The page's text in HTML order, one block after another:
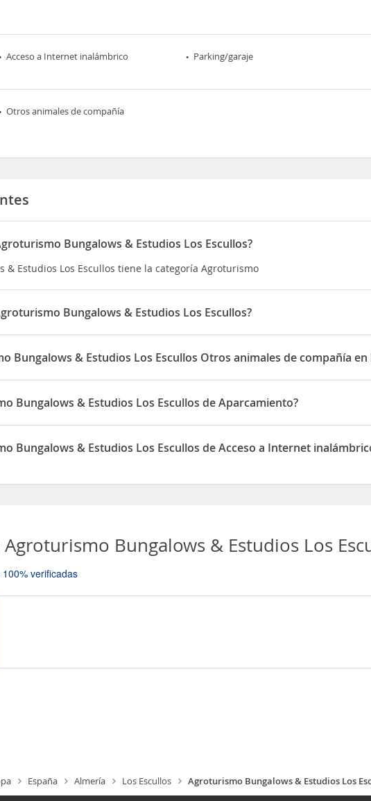
Acceso a Internet inalámbrico Parking/garaje
Otros animales de compañía
Bungalows & Estudios Los Escullos?
& Estudios Los Escullos tiene la categoría Agroturismo
Bungalows & Estudios Los Escullos?
& Estudios Los Escullos está situado en finca la nuria
Bungalows & Estudios Los Escullos Otros animales de compañía en
& Estudios Los Escullos permite Otros animales de compañía en las
Bungalows & Estudios Los Escullos de Aparcamiento?
& Estudios Los Escullos dispone de Aparcamiento
Bungalows & Estudios Los Escullos de Acceso a Internet
Agroturismo Bungalows & Estudios Los
verificadas
España Almería Los Escullos Agroturismo Bungalows & Estudios Los